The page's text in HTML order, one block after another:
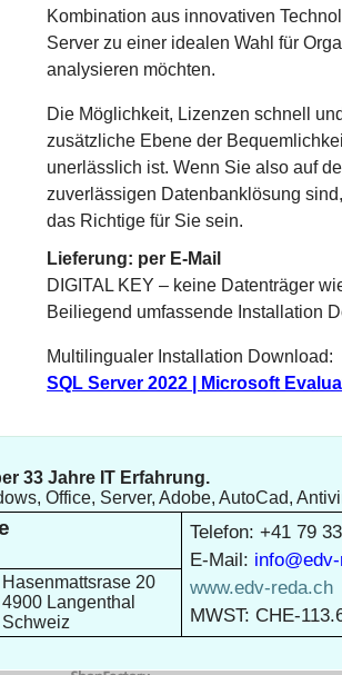
Kombination aus innovativen
Server zu einer idealen Wahl für
analysieren möchten.
Die Möglichkeit, Lizenzen schnell
zusätzliche Ebene der
unerlässlich ist. Wenn Sie also auf
zuverlässigen Datenbanklösung
das Richtige für Sie sein.
Lieferung: per E-Mail
DIGITAL KEY – keine Datenträger
Beiliegend umfassende Installation
Multilingualer Installation Download:
SQL Server 2022 | Microsoft
33 Jahre IT Erfahrung.
Office, Server, Adobe, AutoCad,
Telefon: +41 79
E-Mail:
www.edv-reda.ch
MWST: CHE-
Hasenmattsrase 20
4900 Langenthal
Schweiz